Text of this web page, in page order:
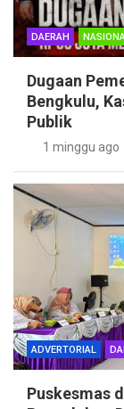
DAERAH
Dugaan
Bengkulu,
Publik
1 minggu ago
ADVERTORIAL
Puskesmas